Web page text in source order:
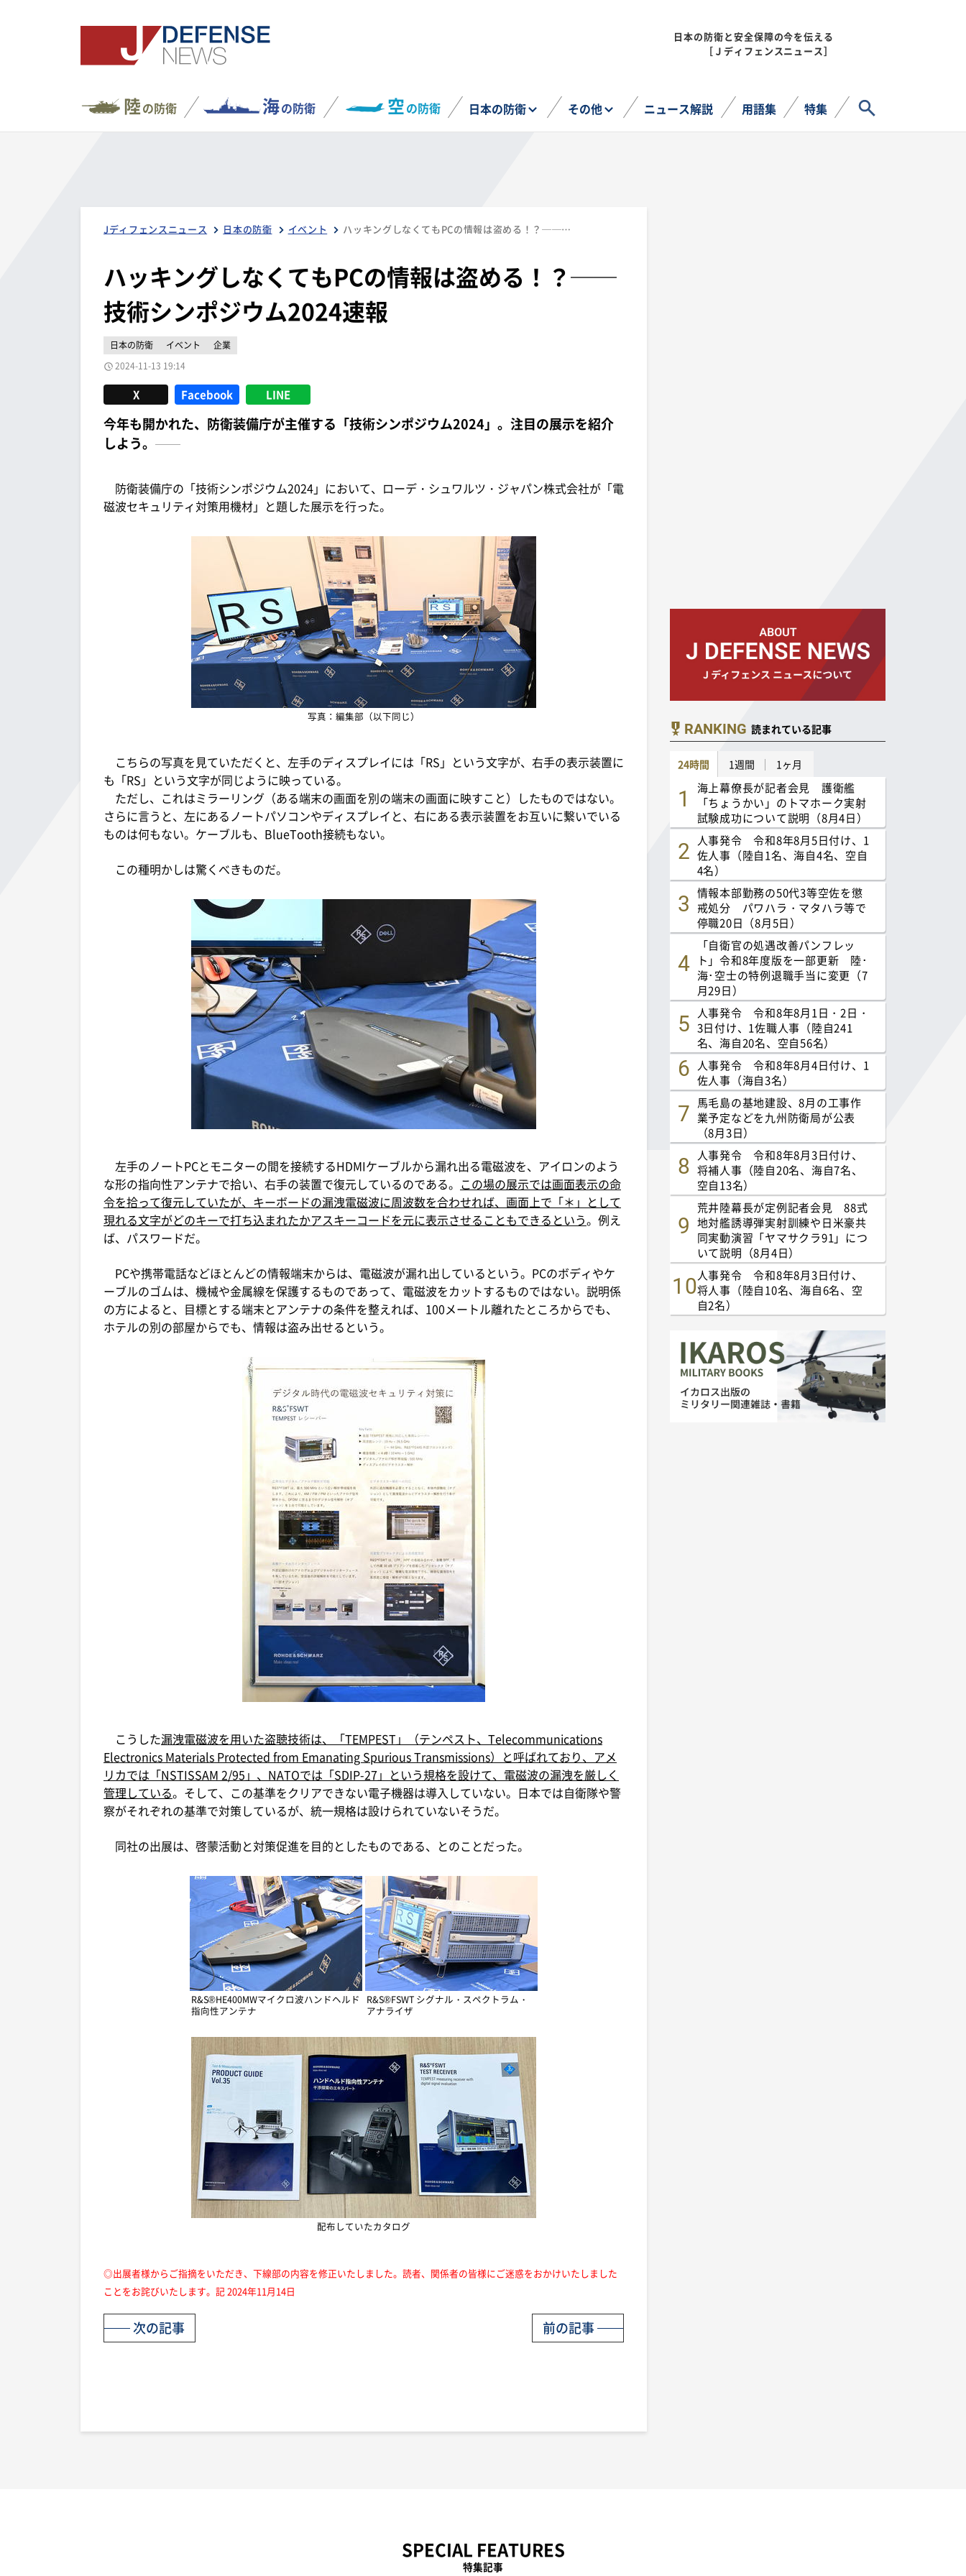
日本の防衛と安全保障の今を伝える
［Ｊディフェンスニュース］
陸の防衛 海の防衛 空の防衛 日本の防衛 その他 ニュース解説 用語集 特集
Jディフェンスニュース 日本の防衛 イベント ハッキングしなくてもPCの情報は盗める！？──技術シンポジウム2024速報
ハッキングしなくてもPCの情報は盗める！？──
技術シンポジウム2024速報
日本の防衛 イベント
企業
2024-11-13 19:14
X Facebook LINE
今年も開かれた、防衛装備庁が主催する「技術シンポジウム2024」。注目の展示を紹介
しよう。
防衛装備庁の「技術シンポジウム2024」において、ローデ・シュワルツ・ジャパン株式会社が「電
磁波セキュリティ対策用機材」と題した展示を行った。
写真：編集部（以下同じ）
こちらの写真を見ていただくと、左手のディスプレイには「RS」という文字が、右手の表示装置に
も「RS」という文字が同じように映っている。
ただし、これはミラーリング（ある端末の画面を別の端末の画面に映すこと）したものではない。
さらに言うと、左にあるノートパソコンやディスプレイと、右にある表示装置をお互いに繋いでいる
ものは何もない。ケーブルも、BlueTooth接続もない。
この種明かしは驚くべきものだ。
左手のノートPCとモニターの間を接続するHDMIケーブルから漏れ出る電磁波を、アイロンのよう
な形の指向性アンテナで拾い、右手の装置で復元しているのである。 この場の展示では画面表示の命
令を拾って復元していたが、キーボードの漏洩電磁波に周波数を合わせれば、画面上で「＊」として
現れる文字がどのキーで打ち込まれたかアスキーコードを元に表示させることもできるという。例え
ば、パスワードだ。
PCや携帯電話などほとんどの情報端末からは、電磁波が漏れ出しているという。PCのボディやケ
ーブルのゴムは、機械や金属線を保護するものであって、電磁波をカットするものではない。説明係
の方によると、目標とする端末とアンテナの条件を整えれば、100メートル離れたところからでも、
ホテルの別の部屋からでも、情報は盗み出せるという。
こうした漏洩電磁波を用いた盗聴技術は、「TEMPEST」（テンペスト、Telecommunications
Electronics Materials Protected from Emanating Spurious Transmissions）と呼ばれており、アメ
リカでは「NSTISSAM 2/95」、NATOでは「SDIP-27」という規格を設けて、電磁波の漏洩を厳しく
管理している。そして、この基準をクリアできない電子機器は導入していない。日本では自衛隊や警
察がそれぞれの基準で対策しているが、統一規格は設けられていないそうだ。
同社の出展は、啓蒙活動と対策促進を目的としたものである、とのことだった。
R&S®HE400MWマイクロ波ハンドヘルド
指向性アンテナ
R&S®FSWT シグナル・スペクトラム・
アナライザ
配布していたカタログ
◎出展者様からご指摘をいただき、下線部の内容を修正いたしました。読者、関係者の皆様にご迷惑をおかけいたしました
ことをお詫びいたします。記 2024年11月14日
前の記事
次の記事
RANKING 読まれている記事
24時間 1週間 1ヶ月
海上幕僚長が記者会見 護衛艦
「ちょうかい」のトマホーク実射
試験成功について説明（8月4日）
人事発令 令和8年8月5日付け、1
佐人事（陸自1名、海自4名、空自
4名）
情報本部勤務の50代3等空佐を懲
戒処分 パワハラ・マタハラ等で
停職20日（8月5日）
「自衛官の処遇改善パンフレッ
ト」令和8年度版を一部更新 陸･
海･空士の特例退職手当に変更（7
月29日）
人事発令 令和8年8月1日・2日・
3日付け、1佐職人事（陸自241
名、海自20名、空自56名）
人事発令 令和8年8月4日付け、1
佐人事（海自3名）
馬毛島の基地建設、8月の工事作
業予定などを九州防衛局が公表
（8月3日）
人事発令 令和8年8月3日付け、
将補人事（陸自20名、海自7名、
空自13名）
荒井陸幕長が定例記者会見 88式
地対艦誘導弾実射訓練や日米豪共
同実動演習「ヤマサクラ91」につ
いて説明（8月4日）
人事発令 令和8年8月3日付け、
将人事（陸自10名、海自6名、空
自2名）
SPECIAL FEATURES
特集記事